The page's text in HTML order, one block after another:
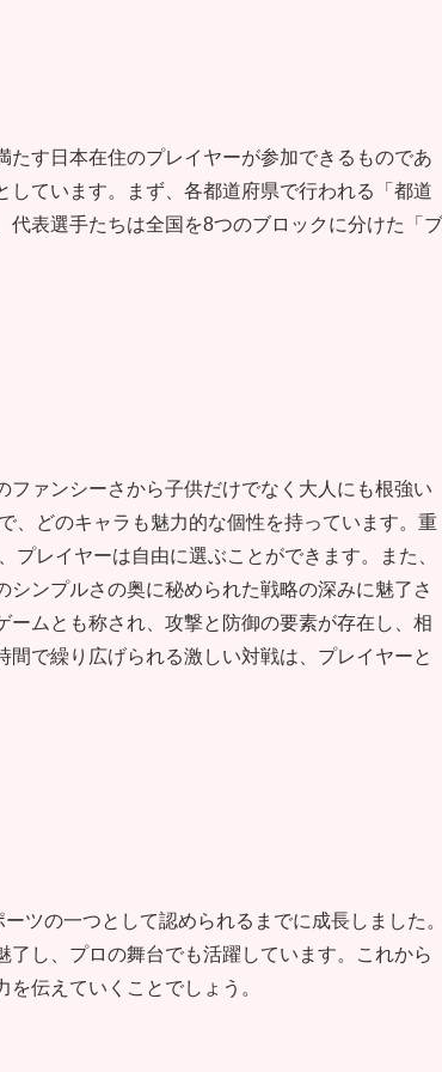
す日本在住のプレイヤーが参加できるものであ
ています。まず、各都道府県で行われる「都道
表選手たちは全国を8つのブロックに分けた「ブ
ァンシーさから子供だけでなく大人にも根強い
、どのキャラも魅力的な個性を持っています。重
レイヤーは自由に選ぶことができます。また、
シンプルさの奥に秘められた戦略の深みに魅了さ
ムとも称され、攻撃と防御の要素が存在し、相
で繰り広げられる激しい対戦は、プレイヤーと
ツの一つとして認められるまでに成長しました
し、プロの舞台でも活躍しています。これから
伝えていくことでしょう。